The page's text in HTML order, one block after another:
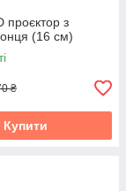
проєктор з
(16 см)
₴
Купити